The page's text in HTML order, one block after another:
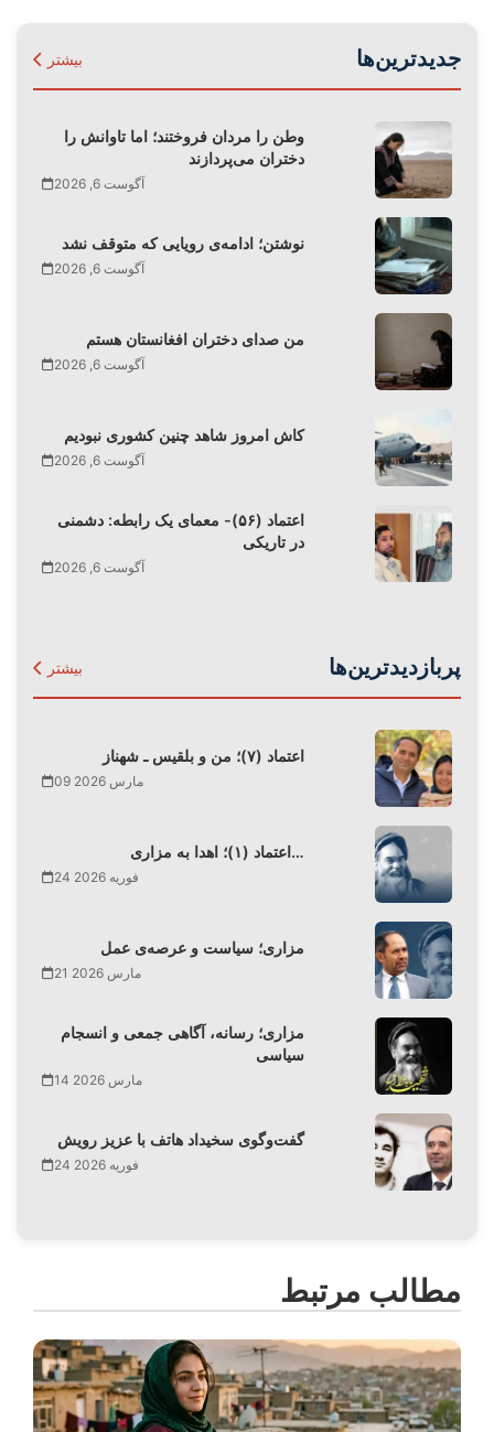
جدیدترین‌ها بیشتر
وطن را مردان فروختند؛ اما تاوانش را
دختران می‌پردازند
آگوست 6, 2026
نوشتن؛ ادامه‌ی رویایی که متوقف نشد
آگوست 6, 2026
من صدای دختران افغانستان هستم
آگوست 6, 2026
کاش امروز شاهد چنین کشوری نبودیم
آگوست 6, 2026
اعتماد (۵۶)- معمای یک رابطه: دشمنی
در تاریکی
آگوست 6, 2026
پربازدیدترین‌ها بیشتر
اعتماد (۷)؛ من و بلقیس ـ شهناز
09 مارس 2026
اعتماد (۱)؛ اهدا به مزاری…
24 فوریه 2026
مزاری؛ سیاست و عرصه‌ی عمل
21 مارس 2026
مزاری؛ رسانه، آگاهی جمعی و انسجام
سیاسی
14 مارس 2026
گفت‌وگوی سخیداد هاتف با عزیز رویش
24 فوریه 2026
مطالب مرتبط